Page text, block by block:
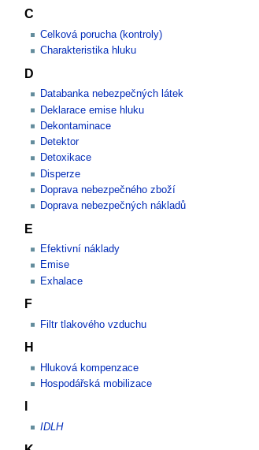
C
Celková porucha (kontroly)
Charakteristika hluku
D
Databanka nebezpečných látek
Deklarace emise hluku
Dekontaminace
Detektor
Detoxikace
Disperze
Doprava nebezpečného zboží
Doprava nebezpečných nákladů
E
Efektivní náklady
Emise
Exhalace
F
Filtr tlakového vzduchu
H
Hluková kompenzace
Hospodářská mobilizace
IDLH